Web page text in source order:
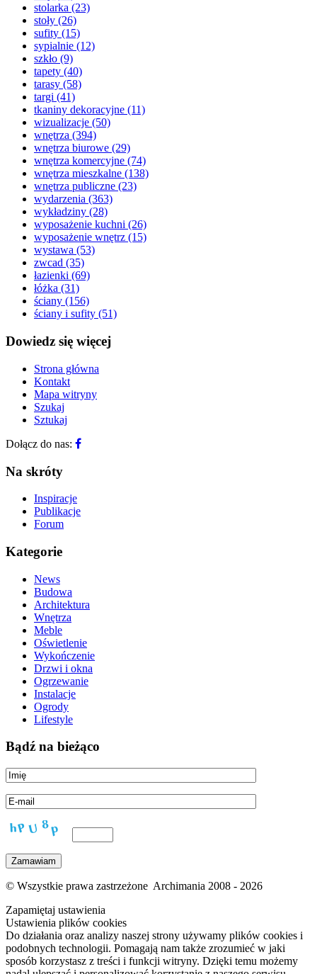
stolarka (23)
stoły (26)
sufity (15)
sypialnie (12)
szkło (9)
tapety (40)
tarasy (58)
targi (41)
tkaniny dekoracyjne (11)
wizualizacje (50)
wnętrza (394)
wnętrza biurowe (29)
wnętrza komercyjne (74)
wnętrza mieszkalne (138)
wnętrza publiczne (23)
wydarzenia (363)
wykładziny (28)
wyposażenie kuchni (26)
wyposażenie wnętrz (15)
wystawa (53)
zwcad (35)
łazienki (69)
łóżka (31)
ściany (156)
ściany i sufity (51)
Dowiedz się więcej
Strona główna
Kontakt
Mapa witryny
Szukaj
Sztukaj
Dołącz do nas:
Na skróty
Inspiracje
Publikacje
Forum
Kategorie
News
Budowa
Architektura
Wnętrza
Meble
Oświetlenie
Wykończenie
Drzwi i okna
Ogrzewanie
Instalacje
Ogrody
Lifestyle
Bądź na bieżąco
© Wszystkie prawa zastrzeżone Archimania 2008 - 2026
Zapamiętaj ustawienia
Ustawienia plików cookies
Do działania oraz analizy naszej strony używamy plików cookies i
podobnych technologii. Pomagają nam także zrozumieć w jaki
sposób korzystasz z treści i funkcji witryny. Dzięki temu możemy